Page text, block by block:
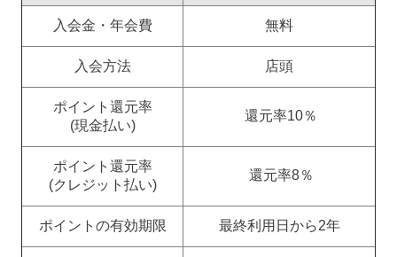
入会金・年会費 無料
入会方法 店頭
ポイント還元率
(現金払い)
還元率10％
ポイント還元率
(クレジット払い)
還元率8％
ポイントの有効期限 最終利用日から2年